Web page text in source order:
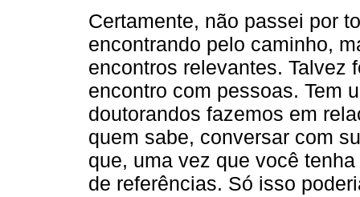
Certamente, não passei por
encontrando pelo caminho,
encontros relevantes. Talvez
encontro com pessoas. Tem
doutorandos fazemos em
quem sabe, conversar com
que, uma vez que você
de referências. Só isso